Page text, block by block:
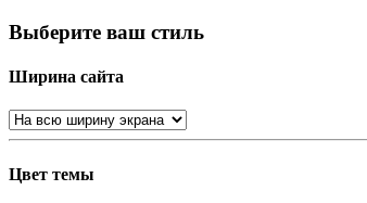
Выберите ваш стиль
Ширина сайта
Цвет темы